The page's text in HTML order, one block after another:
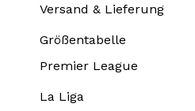
Versand & Lieferung
Größentabelle
Premier League
La Liga